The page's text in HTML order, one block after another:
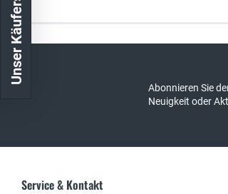
Abonnieren Sie
Neuigkeit oder
Service & Kontakt